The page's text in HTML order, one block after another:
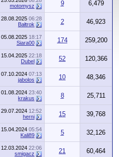
motomysz
9 6,479
28.08.2025 06:28
Bałtrok
2 46,923
05.08.2025 18:17
Siara00
174 259,200
15.04.2025 22:18
Dubel
52 120,366
07.10.2024 07:13
jabolos
10 48,346
01.08.2024 23:40
krakus
8 25,711
29.07.2024 12:52
herni
15 39,768
15.04.2024 05:54
Kali89
5 32,126
12.03.2024 22:06
smigacz
21 60,464